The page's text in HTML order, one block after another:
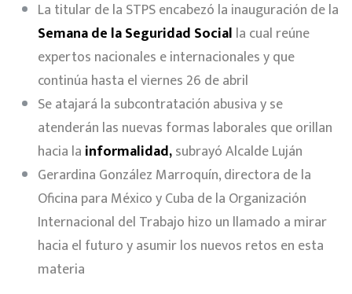
La titular de la STPS encabezó la inauguración de la
Semana de la Seguridad Social la cual reúne
expertos nacionales e internacionales y que
continúa hasta el viernes 26 de abril
Se atajará la subcontratación abusiva y se
atenderán las nuevas formas laborales que orillan
hacia la informalidad,subrayó Alcalde Luján
Gerardina González Marroquín, directora de la
Oficina para México y Cuba de la Organización
Internacional del Trabajo hizo un llamado a mirar
hacia el futuro y asumir los nuevos retos en esta
materia